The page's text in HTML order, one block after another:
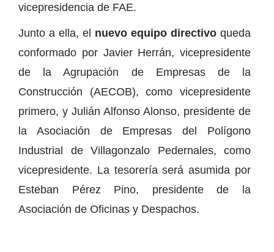
vicepresidencia de FAE.
Junto a ella, el nuevo equipo directivo queda
conformado por Javier Herrán, vicepresidente
de la Agrupación de Empresas de la
Construcción (AECOB), como vicepresidente
primero, y Julián Alfonso Alonso, presidente de
la Asociación de Empresas del Polígono
Industrial de Villagonzalo Pedernales, como
vicepresidente. La tesorería será asumida por
Esteban Pérez Pino, presidente de la
Asociación de Oficinas y Despachos.